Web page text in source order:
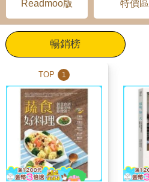
Readmoo版 特價區
暢銷榜
TOP 1